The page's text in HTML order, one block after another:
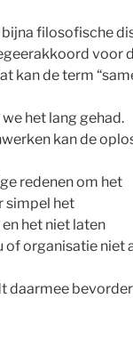
bijna filosofische
voor
kan de term
we het lang gehad.
kan de
redenen om het
simpel het
het niet laten
of organisatie niet
daarmee